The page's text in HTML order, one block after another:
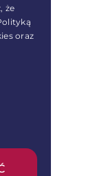
że
oraz